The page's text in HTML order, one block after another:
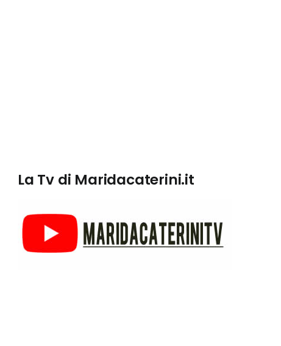
La Tv di Maridacaterini.it